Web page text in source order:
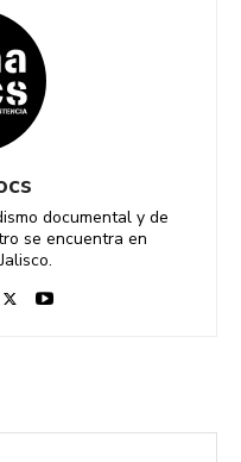
documental y de
se encuentra en